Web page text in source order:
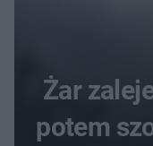
Żar
potem